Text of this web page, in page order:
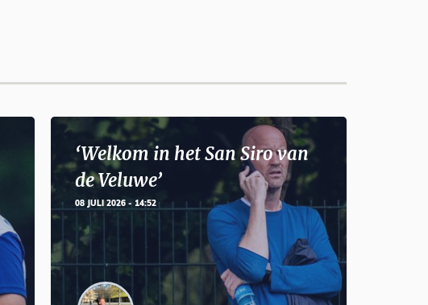
‘Welkom in het San Siro van
de Veluwe’
08 JULI 2026 - 14:52